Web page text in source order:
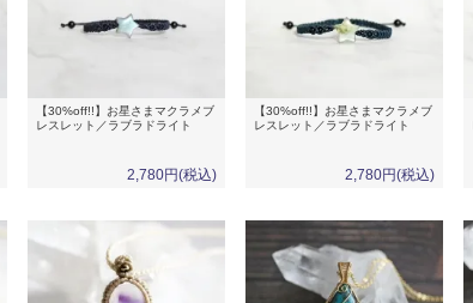
【30%off!!】お星さまマクラメブ
レスレット／ラブラドライト
2,780円(税込)
【30%off!!】お星さまマクラメブ
レスレット／ラブラドライト
2,780円(税込)